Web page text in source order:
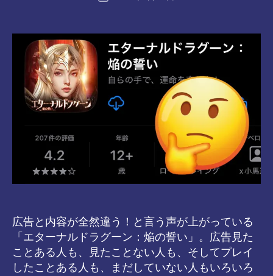
稿
8-
vr
広告と内容が全然違う！と言う声が上がっている
「エターナルドラグーン：焔の誓い」。広告見た
ことある人も、見たことない人も、そしてプレイ
したことある人も、まだしていない人もいろいろ